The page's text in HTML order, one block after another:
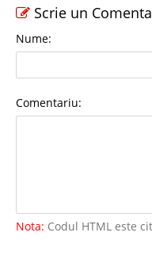
Scrie un
Nume:
Comentariu:
Nota: Codul HTML este